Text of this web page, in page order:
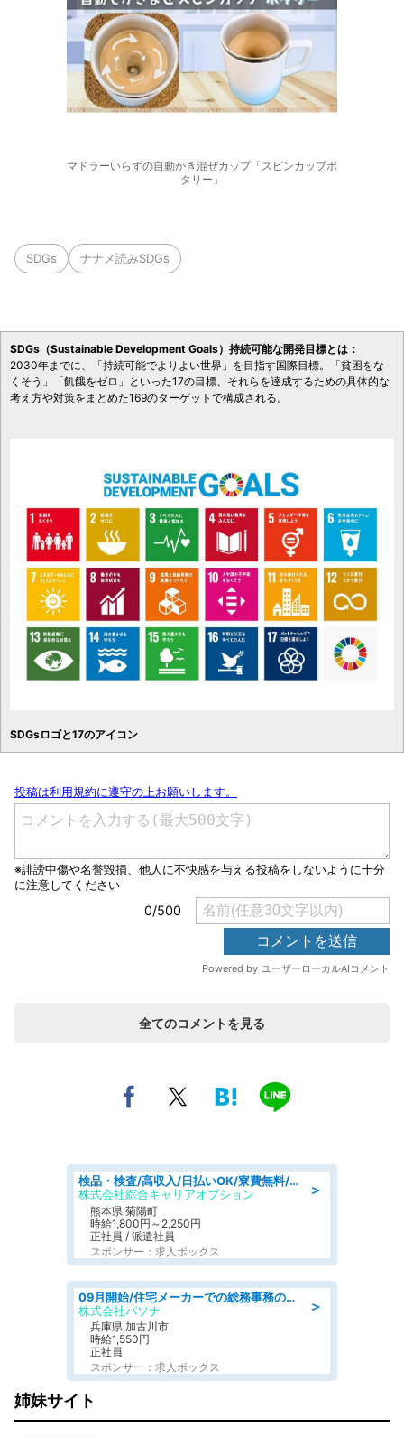
マドラーいらずの自動かき混ぜカップ「スピンカップポ
タリー」
SDGs ナナメ読みSDGs
SDGs（Sustainable Development Goals）持続可能な開発目標とは：
2030年までに、「持続可能でよりよい世界」を目指す国際目標。「貧困をな
くそう」「飢餓をゼロ」といった17の目標、それらを達成するための具体的な
考え方や対策をまとめた169のターゲットで構成される。
SDGsロゴと17のアイコン
全てのコメントを見る
＞
検品・検査/高収入/日払いOK/寮費無料/日勤/20・30・40代活躍中
株式会社綜合キャリアオプション
熊本県 菊陽町
時給1,800円～2,250円
正社員 / 派遣社員
スポンサー：求人ボックス
＞
09月開始/住宅メーカーでの総務事務のお仕事/駅近/車通勤可/一般事務/人事労務
株式会社パソナ
兵庫県 加古川市
時給1,550円
正社員
スポンサー：求人ボックス
姉妹サイト